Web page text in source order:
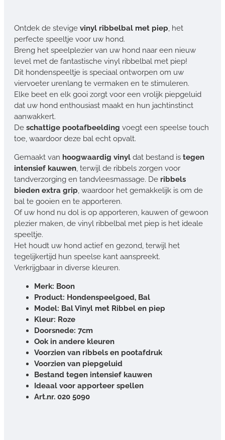
Ontdek de stevige vinyl ribbelbal met piep, het
perfecte speeltje voor uw hond.
Breng het speelplezier van uw hond naar een nieuw
level met de fantastische vinyl ribbelbal met piep!
Dit hondenspeeltje is speciaal ontworpen om uw
viervoeter urenlang te vermaken en te stimuleren.
Elke beet en elk gooi zorgt voor een vrolijk piepgeluid
dat uw hond enthousiast maakt en hun jachtinstinct
aanwakkert.
De schattige pootafbeelding voegt een speelse touch
toe, waardoor deze bal echt opvalt.
Gemaakt van hoogwaardig vinyl dat bestand is tegen
intensief kauwen, terwijl de ribbels zorgen voor
tandverzorging en tandvleesmassage. De ribbels
bieden extra grip, waardoor het gemakkelijk is om de
bal te gooien en te apporteren.
Of uw hond nu dol is op apporteren, kauwen of gewoon
plezier maken, de vinyl ribbelbal met piep is het ideale
speeltje.
Het houdt uw hond actief en gezond, terwijl het
tegelijkertijd hun speelse kant aanspreekt.
Verkrijgbaar in diverse kleuren.
Merk: Boon
Product: Hondenspeelgoed, Bal
Model: Bal Vinyl met Ribbel en piep
Kleur: Roze
Doorsnede: 7cm
Ook in andere kleuren
Voorzien van ribbels en pootafdruk
Voorzien van piepgeluid
Bestand tegen intensief kauwen
Ideaal voor apporteer spellen
Art.nr. 020 5090